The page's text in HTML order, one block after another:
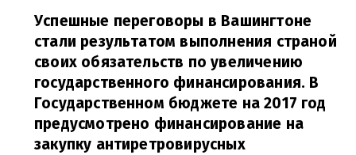
Успешные переговоры в Вашингтоне
стали результатом выполнения страной
своих обязательств по увеличению
государственного финансирования. В
Государственном бюджете на 2017 год
предусмотрено финансирование на
закупку антиретровирусных